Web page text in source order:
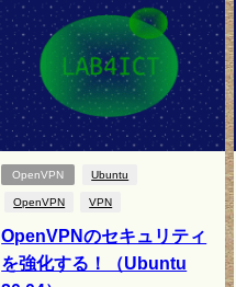
OpenVPN Ubuntu
OpenVPN VPN
OpenVPNのセキュリティ
を強化する！（Ubuntu